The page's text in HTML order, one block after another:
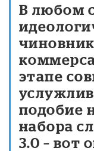
В любом
этапе
подобие
набора
3.0 – вот